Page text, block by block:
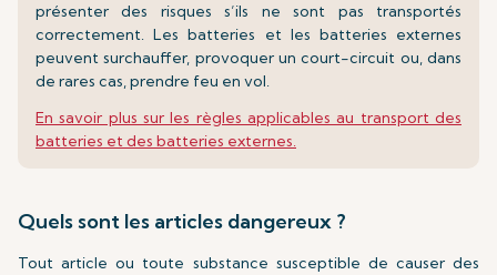
présenter des risques s’ils ne sont pas transportés
correctement. Les batteries et les batteries externes
peuvent surchauffer, provoquer un court-circuit ou, dans
de rares cas, prendre feu en vol.
En savoir plus sur les règles applicables au transport des
batteries et des batteries externes.
Quels sont les articles dangereux ?
Tout article ou toute substance susceptible de causer des